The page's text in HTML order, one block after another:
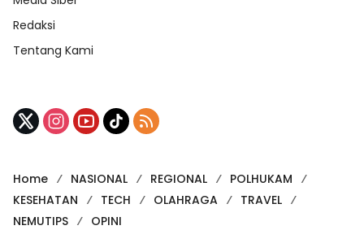
Redaksi
Tentang Kami
Home NASIONAL REGIONAL
POLHUKAM
KESEHATAN
TECH OLAHRAGA
TRAVEL
NEMUTIPS
OPINI